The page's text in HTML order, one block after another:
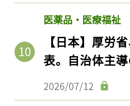
医薬品・医療福祉
【日本】厚労
表。自治体主
2026/07/12